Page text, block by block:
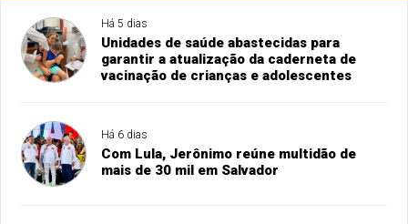
Há 5 dias
Unidades de saúde abastecidas para
garantir a atualização da caderneta de
vacinação de crianças e adolescentes
Há 6 dias
Com Lula, Jerônimo reúne multidão de
mais de 30 mil em Salvador